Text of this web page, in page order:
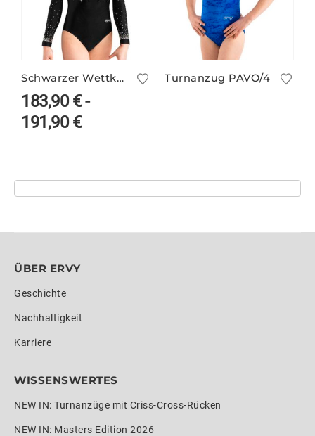
Schwarzer Wettkampfanzug ELSY/4
183,90€-
191,90€
Turnanzug PAVO/4
ÜBER ERVY
Geschichte
Nachhaltigkeit
Karriere
WISSENSWERTES
NEW IN: Turnanzüge mit Criss-Cross-Rücken
NEW IN: Masters Edition 2026